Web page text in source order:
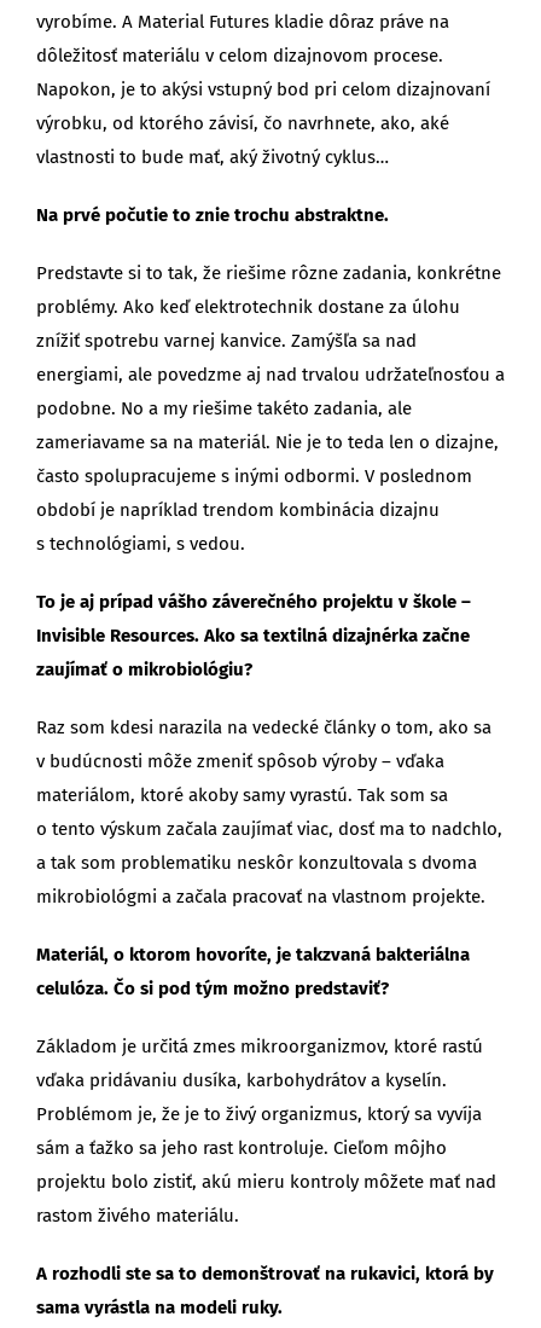
vyrobíme. A Material Futures kladie dôraz práve na
dôležitosť materiálu v celom dizajnovom procese.
Napokon, je to akýsi vstupný bod pri celom dizajnovaní
výrobku, od ktorého závisí, čo navrhnete, ako, aké
vlastnosti to bude mať, aký životný cyklus…
Na prvé počutie to znie trochu abstraktne.
Predstavte si to tak, že riešime rôzne zadania, konkrétne
problémy. Ako keď elektrotechnik dostane za úlohu
znížiť spotrebu varnej kanvice. Zamýšľa sa nad
energiami, ale povedzme aj nad trvalou udržateľnosťou a
podobne. No a my riešime takéto zadania, ale
zameriavame sa na materiál. Nie je to teda len o dizajne,
často spolupracujeme s inými odbormi. V poslednom
období je napríklad trendom kombinácia dizajnu
s technológiami, s vedou.
To je aj prípad vášho záverečného projektu v škole –
Invisible Resources. Ako sa textilná dizajnérka začne
zaujímať o mikrobiológiu?
Raz som kdesi narazila na vedecké články o tom, ako sa
v budúcnosti môže zmeniť spôsob výroby – vďaka
materiálom, ktoré akoby samy vyrastú. Tak som sa
o tento výskum začala zaujímať viac, dosť ma to nadchlo,
a tak som problematiku neskôr konzultovala s dvoma
mikrobiológmi a začala pracovať na vlastnom projekte.
Materiál, o ktorom hovoríte, je takzvaná bakteriálna
celulóza. Čo si pod tým možno predstaviť?
Základom je určitá zmes mikroorganizmov, ktoré rastú
vďaka pridávaniu dusíka, karbohydrátov a kyselín.
Problémom je, že je to živý organizmus, ktorý sa vyvíja
sám a ťažko sa jeho rast kontroluje. Cieľom môjho
projektu bolo zistiť, akú mieru kontroly môžete mať nad
rastom živého materiálu.
A rozhodli ste sa to demonštrovať na rukavici, ktorá by
sama vyrástla na modeli ruky.